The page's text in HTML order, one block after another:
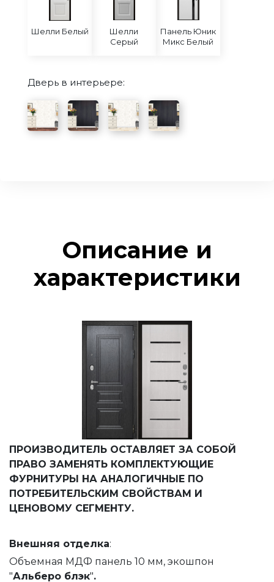
Шелли Белый
Шелли
Серый
Панель Юник
Микс Белый
Дверь в интерьере:
Описание и
характеристики
ПРОИЗВОДИТЕЛЬ ОСТАВЛЯЕТ ЗА СОБОЙ
ПРАВО ЗАМЕНЯТЬ КОМПЛЕКТУЮЩИЕ
ФУРНИТУРЫ НА АНАЛОГИЧНЫЕ ПО
ПОТРЕБИТЕЛЬСКИМ СВОЙСТВАМ И
ЦЕНОВОМУ СЕГМЕНТУ.
Внешняя отделка:
Объемная МДФ панель 10 мм, экошпон
"Альберо блэк".